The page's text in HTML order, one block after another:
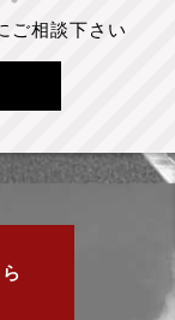
ご相談下さい